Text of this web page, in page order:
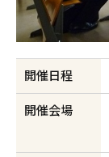
開催日程
開催会場